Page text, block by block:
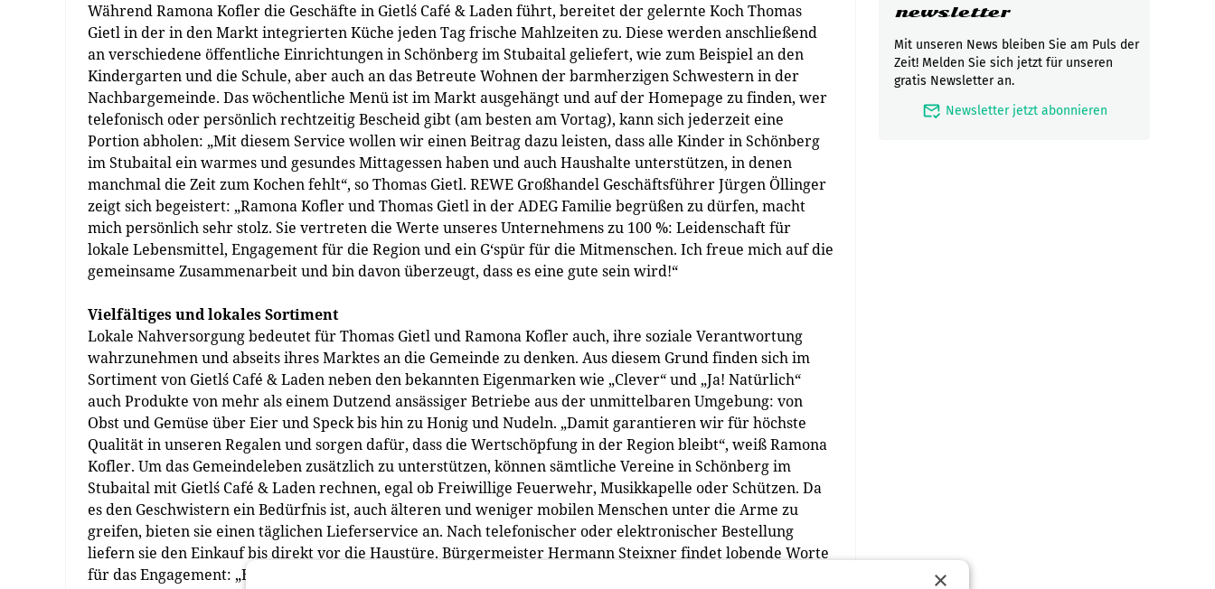
Während Ramona Kofler die Geschäfte in Gietl´s Café & Laden führt, bereitet der gelernte Koch Thomas
Gietl in der in den Markt integrierten Küche jeden Tag frische Mahlzeiten zu. Diese werden anschließend
an verschiedene öffentliche Einrichtungen in Schönberg im Stubaital geliefert, wie zum Beispiel an den
Kindergarten und die Schule, aber auch an das Betreute Wohnen der barmherzigen Schwestern in der
Nachbargemeinde. Das wöchentliche Menü ist im Markt ausgehängt und auf der Homepage zu finden, wer
telefonisch oder persönlich rechtzeitig Bescheid gibt (am besten am Vortag), kann sich jederzeit eine
Portion abholen: „Mit diesem Service wollen wir einen Beitrag dazu leisten, dass alle Kinder in Schönberg
im Stubaital ein warmes und gesundes Mittagessen haben und auch Haushalte unterstützen, in denen
manchmal die Zeit zum Kochen fehlt“, so Thomas Gietl. REWE Großhandel Geschäftsführer Jürgen Öllinger
zeigt sich begeistert: „Ramona Kofler und Thomas Gietl in der ADEG Familie begrüßen zu dürfen, macht
mich persönlich sehr stolz. Sie vertreten die Werte unseres Unternehmens zu 100 %: Leidenschaft für
lokale Lebensmittel, Engagement für die Region und ein G‘spür für die Mitmenschen. Ich freue mich auf die
gemeinsame Zusammenarbeit und bin davon überzeugt, dass es eine gute sein wird!“
Vielfältiges und lokales Sortiment
Lokale Nahversorgung bedeutet für Thomas Gietl und Ramona Kofler auch, ihre soziale Verantwortung
wahrzunehmen und abseits ihres Marktes an die Gemeinde zu denken. Aus diesem Grund finden sich im
Sortiment von Gietl´s Café & Laden neben den bekannten Eigenmarken wie „Clever“ und „Ja! Natürlich“
auch Produkte von mehr als einem Dutzend ansässiger Betriebe aus der unmittelbaren Umgebung: von
Obst und Gemüse über Eier und Speck bis hin zu Honig und Nudeln. „Damit garantieren wir für höchste
Qualität in unseren Regalen und sorgen dafür, dass die Wertschöpfung in der Region bleibt“, weiß Ramona
Kofler. Um das Gemeindeleben zusätzlich zu unterstützen, können sämtliche Vereine in Schönberg im
Stubaital mit Gietl´s Café & Laden rechnen, egal ob Freiwillige Feuerwehr, Musikkapelle oder Schützen. Da
es den Geschwistern ein Bedürfnis ist, auch älteren und weniger mobilen Menschen unter die Arme zu
greifen, bieten sie einen täglichen Lieferservice an. Nach telefonischer oder elektronischer Bestellung
liefern sie den Einkauf bis direkt vor die Haustüre. Bürgermeister Hermann Steixner findet lobende Worte
für das Engagement: „Es tut gut, dass die lokale Nahversorgung in unserer Gemeinde von zwei Menschen
newsletter
Mit unseren News bleiben Sie am Puls der
Zeit! Melden Sie sich jetzt für unseren
gratis Newsletter an.
mark_email_read Newsletter jetzt abonnieren
×